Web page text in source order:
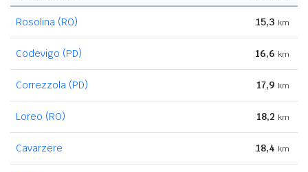
Rosolina (RO) 15,3 km
Codevigo (PD) 16,6 km
Correzzola (PD) 17,9 km
Loreo (RO) 18,2 km
Cavarzere 18,4 km